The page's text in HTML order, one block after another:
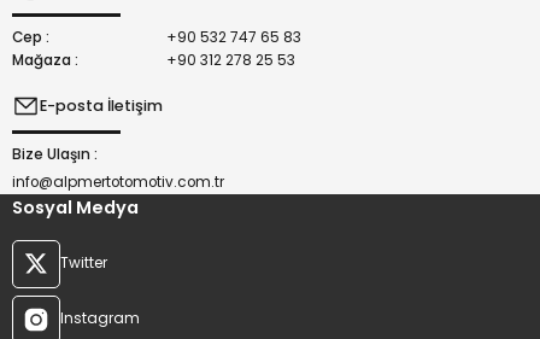
Cep :
+90 532 747 65 83
Mağaza :
+90 312 278 25 53
E-posta İletişim
Bize Ulaşın :
info@alpmertotomotiv.com.tr
Sosyal Medya
Twitter
Instagram